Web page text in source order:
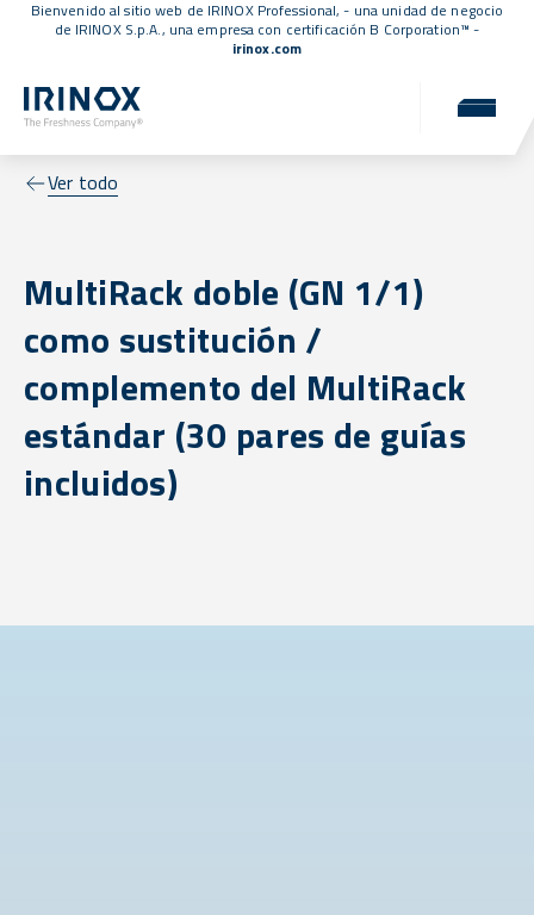
Bienvenido al sitio web de IRINOX Professional, - una unidad de negocio
de IRINOX S.p.A., una empresa con certificación B Corporation™ -
irinox.com
Ver todo
MultiRack doble (GN 1/1)
como sustitución /
complemento del MultiRack
estándar (30 pares de guías
incluidos)